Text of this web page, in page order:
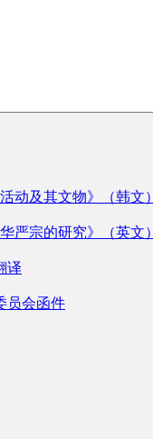
动及其文物》（韩文）
严宗的研究》（英文）
译
员会函件